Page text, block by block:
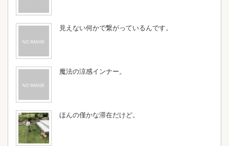
見えない何かで繋がっているんです。
魔法の涼感インナー。
ほんの僅かな滞在だけど。